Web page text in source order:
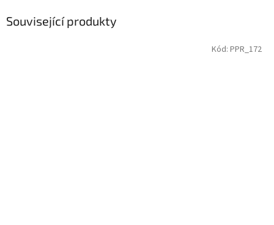
Související produkty
Kód: PPR_172